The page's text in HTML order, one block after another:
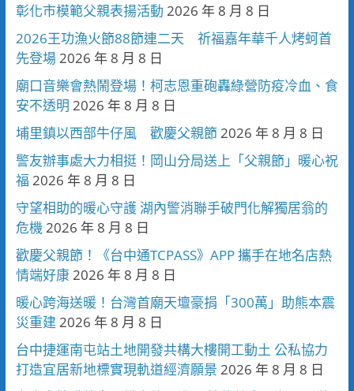
彰化市模範父親表揚活動 2026 年 8 月 8 日
2026王功漁火節88節連二天 祈福嘉年華千人烤蚵首
先登場 2026 年 8 月 8 日
廟口音樂會熱鬧登場！柯志恩重砲轟綠營防疫冷血、食
安不透明 2026 年 8 月 8 日
埔里鎮以西部牛仔風 歡慶父親節 2026 年 8 月 8 日
警友辦事處大力相挺！岡山分局送上「父親節」暖心祝
福 2026 年 8 月 8 日
守望相助的暖心守護 湖內警消聯手破門化解獨居翁的
危機 2026 年 8 月 8 日
歡慶父親節！《台中通TCPASS》APP 攜手在地名店熱
情端好康 2026 年 8 月 8 日
暖心跨海送暖！台灣首廟天壇豪捐「300萬」助熊本震
災重建 2026 年 8 月 8 日
台中捷運南屯站土地開發共構大樓開工動土 公私協力
打造宜居新地標實現軌道經濟願景 2026 年 8 月 8 日